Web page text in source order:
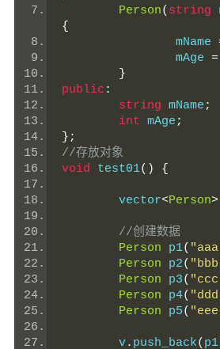
Person( string
{
		mName
		mAge
=
}
public :
string mName ;
int mAge ;
};
//存放对象
void test01() {
	vector
<Person>
//创建数据
Person p1(
Person p2(
Person p3(
Person p4(
Person p5(
	v
. push_back( p1